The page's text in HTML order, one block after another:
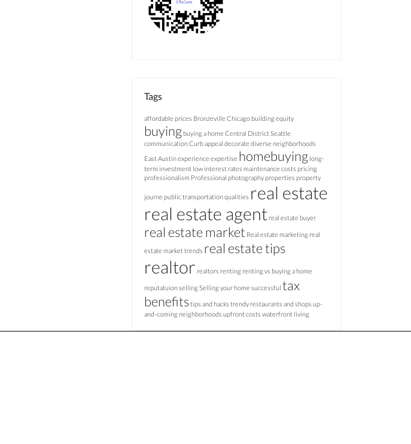
Tags
affordable prices Bronzeville Chicago building equity
buying buying a home Central District Seattle
communicationCurb appeal decorate diverse neighborhoods
East Austinexperience expertise homebuying long-
term investment low interest rates maintenance costs pricing
professionalism Professional photographyproperties property
journe public transportationqualities real estate
real estate agentreal estate buyer
real estate market Real estate marketing real
estate market trends real estate tips
realtor realtors renting renting vs buying a home
reputatuionselling Selling your home successful tax
benefitstips and hacks trendy restaurants and shops up-
and-coming neighborhoods upfront costs waterfront living